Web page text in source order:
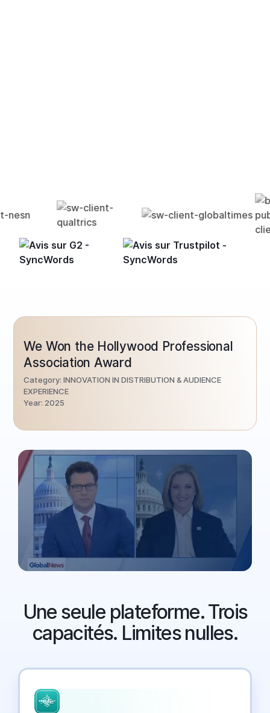
We Won the Hollywood Professional
Association Award
Category: INNOVATION IN DISTRIBUTION & AUDIENCE
EXPERIENCE
Year: 2025
The Fastest-Growing
Broadcasters
Run on SyncWords.
Find out why and what they know that you
Une seule plateforme. Trois
capacités. Limites nulles.